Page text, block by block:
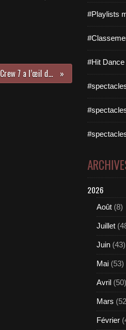
Le projet Dance Crew 7 a l’œil du tigre !
#Playlists
#Hit Dance
2026
Août (8)
Juillet
Juin (43)
Mai (53)
Avril (50)
Mars
Février